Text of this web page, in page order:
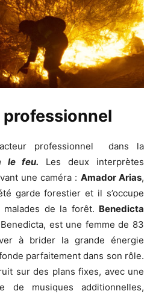
professionnel dans la
le feu. Les deux interprètes
une caméra : Amador Arias,
garde forestier et il s’occupe
malades de la forêt. Benedicta
est une femme de 83
à brider la grande énergie
parfaitement dans son rôle.
sur des plans fixes, avec une
de musiques additionnelles,